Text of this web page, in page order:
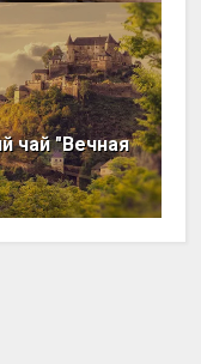
чай "Вечная